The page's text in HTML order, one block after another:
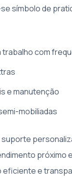
símbolo de
com
e manutenção
mobiliadas
próximo
eficiente e